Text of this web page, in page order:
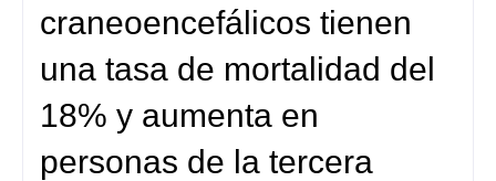
craneoencefálicos tienen
una tasa de mortalidad del
18% y aumenta en
personas de la tercera